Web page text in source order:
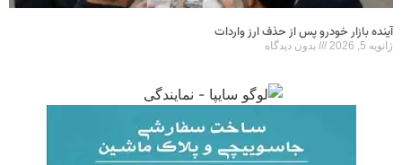
آینده بازار خودرو پس از حذف ارز واردات
ژانویه 5, 2026 بدون دیدگاه